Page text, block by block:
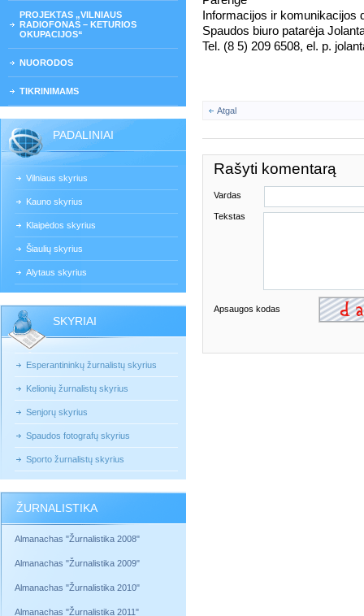
PROJEKTAS „VILNIAUS
RADIOFONAS – KETURIOS
OKUPACIJOS“
NUORODOS
TIKRINIMAMS
PADALINIAI
Vilniaus skyrius
Kauno skyrius
Klaipėdos skyrius
Šiaulių skyrius
Alytaus skyrius
SKYRIAI
Esperantininkų žurnalistų skyrius
Kelionių žurnalistų skyrius
Senjorų skyrius
Spaudos fotografų skyrius
Sporto žurnalistų skyrius
ŽURNALISTIKA
Almanachas "Žurnalistika 2008"
Almanachas "Žurnalistika 2009"
Almanachas "Žurnalistika 2010"
Almanachas "Žurnalistika 2011"
Informacijos ir komunikacijos
Spaudos biuro patarėja
Tel. (8 5) 209 6508, el. p.
Atgal
Rašyti komentarą
Vardas
Tekstas
Apsaugos kodas